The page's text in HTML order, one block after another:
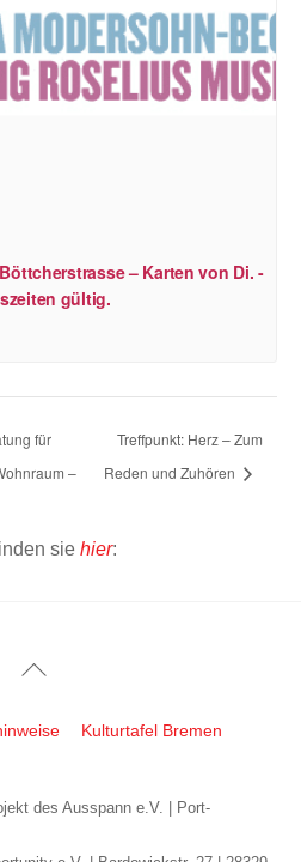
– Karten von Di. -
gültig.
für
–
Treffpunkt: Herz – Zum
Reden und Zuhören
sie hier:
Back
Top
Kulturtafel Bremen
des Ausspann e.V. | Port-